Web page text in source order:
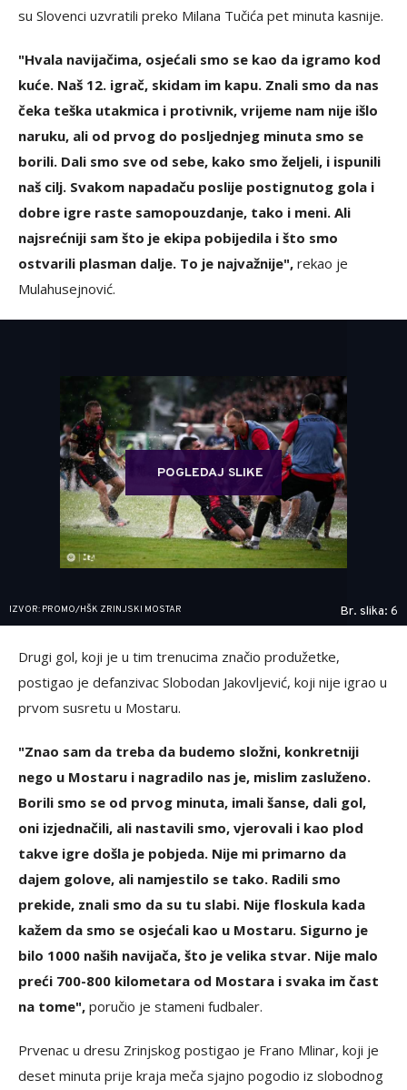
su Slovenci uzvratili preko Milana Tučića pet minuta kasnije.
"Hvala navijačima, osjećali smo se kao da igramo kod
kuće. Naš 12. igrač, skidam im kapu. Znali smo da nas
čeka teška utakmica i protivnik, vrijeme nam nije išlo
naruku, ali od prvog do posljednjeg minuta smo se
borili. Dali smo sve od sebe, kako smo željeli, i ispunili
naš cilj. Svakom napadaču poslije postignutog gola i
dobre igre raste samopouzdanje, tako i meni. Ali
najsrećniji sam što je ekipa pobijedila i što smo
ostvarili plasman dalje. To je najvažnije", rekao je
Mulahusejnović.
POGLEDAJ SLIKE
IZVOR: PROMO/HŠK ZRINJSKI MOSTAR Br. slika: 6
Drugi gol, koji je u tim trenucima značio produžetke,
postigao je defanzivac Slobodan Jakovljević, koji nije igrao u
prvom susretu u Mostaru.
"Znao sam da treba da budemo složni, konkretniji
nego u Mostaru i nagradilo nas je, mislim zasluženo.
Borili smo se od prvog minuta, imali šanse, dali gol,
oni izjednačili, ali nastavili smo, vjerovali i kao plod
takve igre došla je pobjeda. Nije mi primarno da
dajem golove, ali namjestilo se tako. Radili smo
prekide, znali smo da su tu slabi. Nije floskula kada
kažem da smo se osjećali kao u Mostaru. Sigurno je
bilo 1000 naših navijača, što je velika stvar. Nije malo
preći 700-800 kilometara od Mostara i svaka im čast
na tome", poručio je stameni fudbaler.
Prvenac u dresu Zrinjskog postigao je Frano Mlinar, koji je
deset minuta prije kraja meča sjajno pogodio iz slobodnog